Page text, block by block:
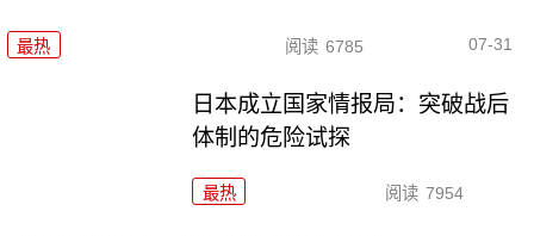
最热 阅读 6785 07-31
日本成立国家情报局：突破战后
体制的危险试探
最热 阅读 7954